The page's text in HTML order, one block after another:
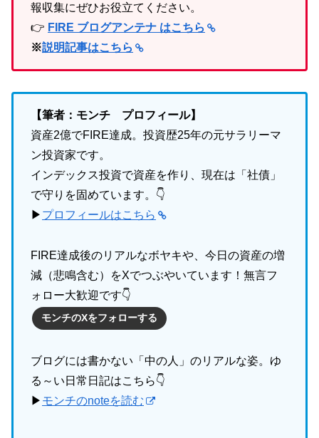
報収集にぜひお役立てください。
👉 FIRE ブログアンテナ はこちら
※説明記事はこちら
【筆者：モンチ プロフィール】
資産2億でFIRE達成。投資歴25年の元サラリーマ
ン投資家です。
インデックス投資で資産を作り、現在は「社債」
で守りを固めています。👇
▶ プロフィールはこちら
FIRE達成後のリアルなボヤキや、今日の資産の増
減（悲鳴含む）をXでつぶやいています！無言フ
ォロー大歓迎です👇
モンチのXをフォローする
ブログには書かない「中の人」のリアルな姿。ゆ
る～い日常日記はこちら👇
▶ モンチのnoteを読む